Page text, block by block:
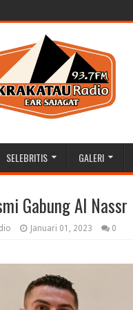
SELEBRITIS GALERI
Gabung Al Nassr
Januari 01, 2023 0
Radio,